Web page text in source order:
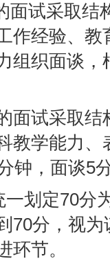
面试采取结
作经验、
组织面谈
面试采取
教学能力
钟，面谈5
划定70分
70分，视
环节。